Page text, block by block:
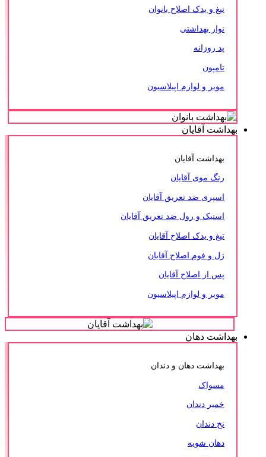
تیغ و یدک اصلاح بانوان
نوار بهداشتی
پد روزانه
تامپون
موبر و لوازم اپیلاسیون
بهداشت آقایان
بهداشت آقایان
رنگ موی آقایان
اسپری ضد تعریق آقایان
استیک و رول ضد تعریق آقایان
تیغ و یدک اصلاح آقایان
ژل و فوم اصلاح آقایان
پس از اصلاح آقایان
موبر و لوازم اپیلاسیون
بهداشت دهان
بهداشت دهان و دندان
مسواک
خمیر دندان
نخ دندان
دهان شویه